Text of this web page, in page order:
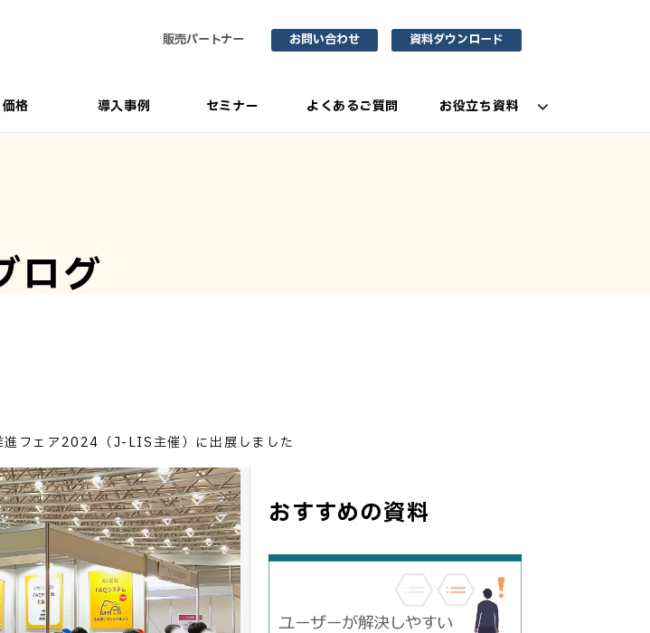
販売パートナー お問い合わせ 資料ダウンロード
価格 導入事例 セミナー よくあるご質問 お役立ち資料
ログ
進フェア2024（J-LIS主催）に出展しました
おすすめの資料